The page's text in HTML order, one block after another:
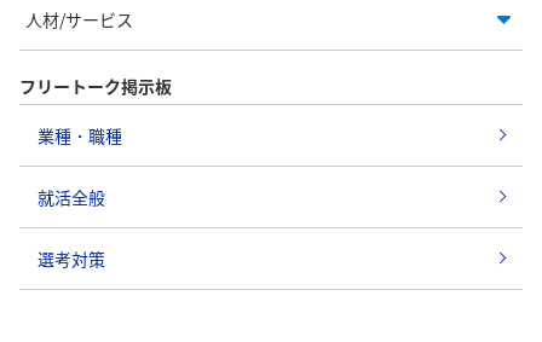
人材/サービス
フリートーク掲示板
業種・職種
就活全般
選考対策